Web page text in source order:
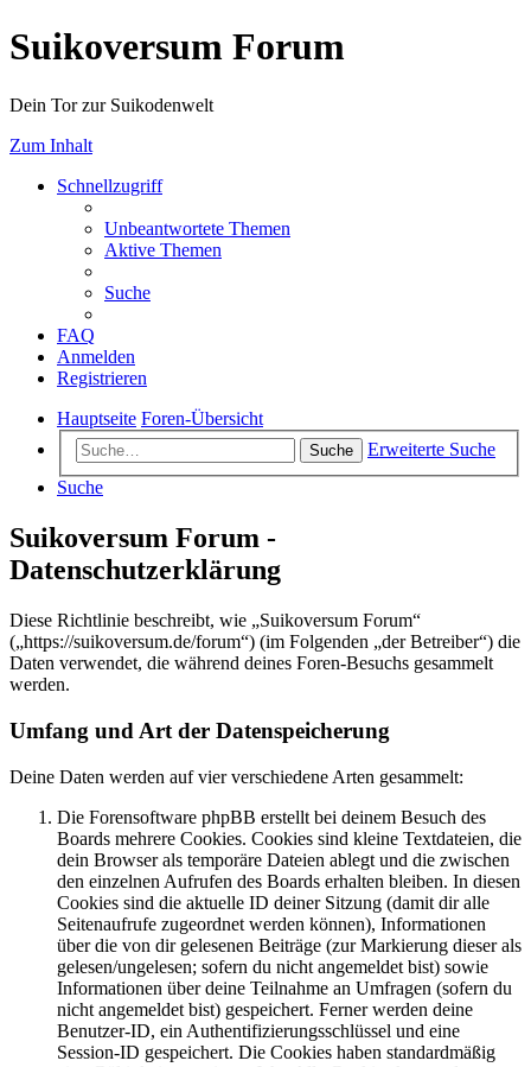
Suikoversum Forum
Dein Tor zur Suikodenwelt
Zum Inhalt
Schnellzugriff
Unbeantwortete Themen
Aktive Themen
Suche
FAQ
Anmelden
Registrieren
Hauptseite Foren-Übersicht
Suche
Erweiterte Suche
Suche
Suikoversum Forum -
Datenschutzerklärung
Diese Richtlinie beschreibt, wie „Suikoversum Forum“
(„https://suikoversum.de/forum“) (im Folgenden „der Betreiber“) die
Daten verwendet, die während deines Foren-Besuchs gesammelt
werden.
Umfang und Art der Datenspeicherung
Deine Daten werden auf vier verschiedene Arten gesammelt:
Die Forensoftware phpBB erstellt bei deinem Besuch des
Boards mehrere Cookies. Cookies sind kleine Textdateien, die
dein Browser als temporäre Dateien ablegt und die zwischen
den einzelnen Aufrufen des Boards erhalten bleiben. In diesen
Cookies sind die aktuelle ID deiner Sitzung (damit dir alle
Seitenaufrufe zugeordnet werden können), Informationen
über die von dir gelesenen Beiträge (zur Markierung dieser als
gelesen/ungelesen; sofern du nicht angemeldet bist) sowie
Informationen über deine Teilnahme an Umfragen (sofern du
nicht angemeldet bist) gespeichert. Ferner werden deine
Benutzer-ID, ein Authentifizierungsschlüssel und eine
Session-ID gespeichert. Die Cookies haben standardmäßig